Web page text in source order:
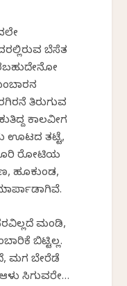
ಬೆಸೆತ
ತಿರುಗುವ
ಕಾಲವೀಗ
ಊಟದ ತಟ್ಟೆ,
ರೋಟಿಯ
ಹೂಕುಂಡ,
ಮಂಡಿ,
ಬಿಟ್ಟಿಲ್ಲ.
ಮಗ ಬೇರೆಡೆ
ಸಿಗುವರೇ…